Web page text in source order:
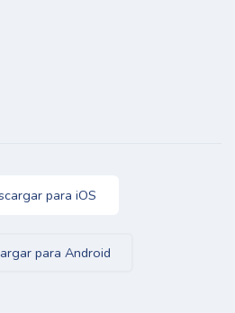
para iOS
para Android